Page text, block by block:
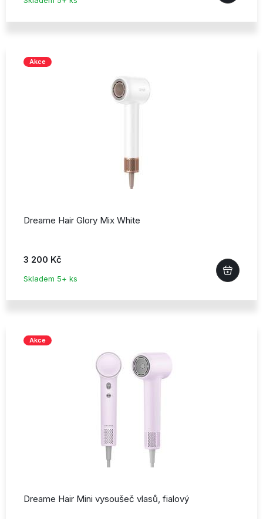
Akce
Dreame Hair Glory Mix White
3 200 Kč
Skladem 5+ ks
Akce
Dreame Hair Mini vysoušeč vlasů, fialový